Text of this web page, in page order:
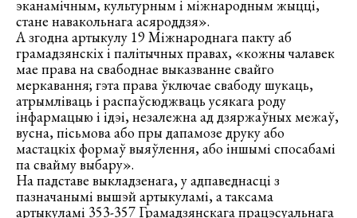
эканамічным, культурным і міжнародным жыцці,
стане навакольнага асяроддзя».
А згодна артыкулу 19 Міжнароднага пакту аб
грамадзянскіх і палітычных правах, «кожны чалавек
мае права на свабоднае выказванне свайго
меркавання; гэта права ўключае свабоду шукаць,
атрымліваць і распаўсюджваць усякага роду
інфармацыю і ідэі, незалежна ад дзяржаўных межаў,
вусна, пісьмова або пры дапамозе друку або
мастацкіх формаў выяўлення, або іншымі спосабамі
па свайму выбару».
На падставе выкладзенага, у адпаведнасці з
пазначанымі вышэй артыкуламі, а таксама
артыкуламі 353-357 Грамадзянскага працэсуальнага